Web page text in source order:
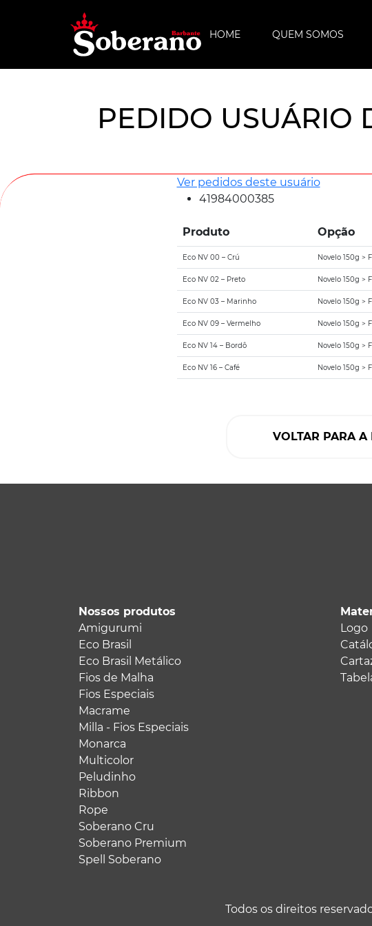
HOME QUEM SOMOS
PEDIDO USUÁRIO
Ver pedidos deste usuário
41984000385
Produto Opção
Eco NV 00 – Crú Novelo 150g >
Eco NV 02 – Preto Novelo 150g >
Eco NV 03 – Marinho Novelo 150g >
Eco NV 09 – Vermelho Novelo 150g >
Eco NV 14 – Bordô Novelo 150g >
Eco NV 16 – Café Novelo 150g >
VOLTAR PARA A
Nossos produtos
Amigurumi
Eco Brasil
Eco Brasil Metálico
Fios de Malha
Fios Especiais
Macrame
Milla - Fios Especiais
Monarca
Multicolor
Peludinho
Ribbon
Rope
Soberano Cru
Soberano Premium
Spell Soberano
Logo
Todos os direitos